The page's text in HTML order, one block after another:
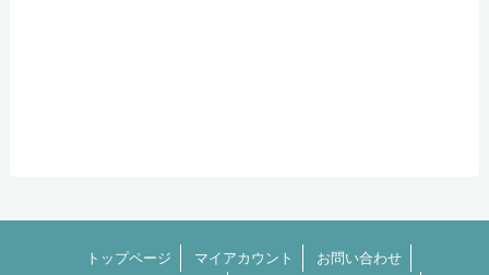
トップページ マイアカウント お問い合わせ